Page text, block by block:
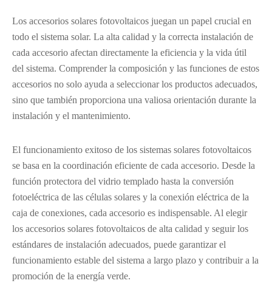
Los accesorios solares fotovoltaicos juegan un papel crucial en
todo el sistema solar. La alta calidad y la correcta instalación de
cada accesorio afectan directamente la eficiencia y la vida útil
del sistema. Comprender la composición y las funciones de estos
accesorios no solo ayuda a seleccionar los productos adecuados,
sino que también proporciona una valiosa orientación durante la
instalación y el mantenimiento.
El funcionamiento exitoso de los sistemas solares fotovoltaicos
se basa en la coordinación eficiente de cada accesorio. Desde la
función protectora del vidrio templado hasta la conversión
fotoeléctrica de las células solares y la conexión eléctrica de la
caja de conexiones, cada accesorio es indispensable. Al elegir
los accesorios solares fotovoltaicos de alta calidad y seguir los
estándares de instalación adecuados, puede garantizar el
funcionamiento estable del sistema a largo plazo y contribuir a la
promoción de la energía verde.